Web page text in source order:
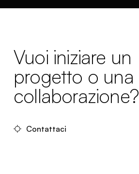
Vuoi iniziare un
progetto o una
collaborazione?
Contattaci